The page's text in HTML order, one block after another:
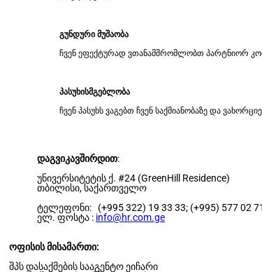
გუნდური მუშაობა
ჩვენ ეფექტურად ვთანამშრომლობთ პარტნიორ
პასუხისმგებლობა
ჩვენ პასუხს ვაგებთ ჩვენ საქმიანობაზე და
დაგვიკავშირდით:
უნივერსიტეტის ქ. #24 (GreenHill Residence)
თბილისი, საქართველო
ტელეფონი: (+995 322) 19 33 33; (+995) 577 02
ელ. ფოსტა : info@hr.com.ge
ოფისის მისამართი:
შპს დასაქმების სააგენტო ეიჩარი